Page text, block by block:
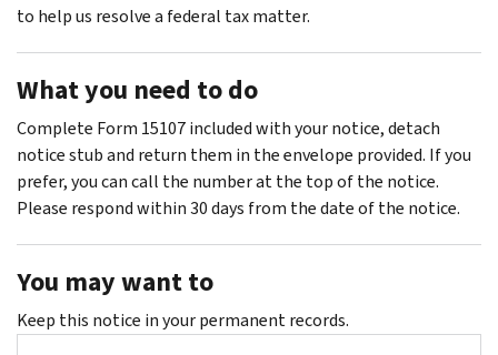
to help us resolve a federal tax matter.
What you need to do
Complete Form 15107 included with your notice, detach
notice stub and return them in the envelope provided. If you
prefer, you can call the number at the top of the notice.
Please respond within 30 days from the date of the notice.
You may want to
Keep this notice in your permanent records.